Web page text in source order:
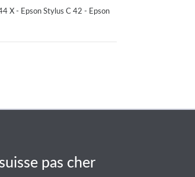
X - Epson Stylus C 42 - Epson
pas cher